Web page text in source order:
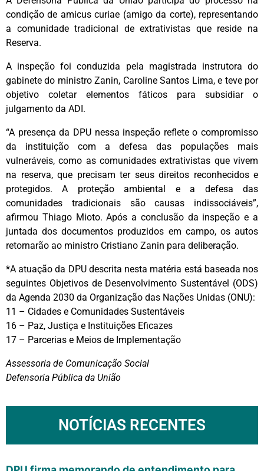
condição de amicus curiae (amigo da corte), representando
a comunidade tradicional de extrativistas que reside na
Reserva.
A inspeção foi conduzida pela magistrada instrutora do
gabinete do ministro Zanin, Caroline Santos Lima, e teve por
objetivo coletar elementos fáticos para subsidiar o
julgamento da ADI.
“A presença da DPU nessa inspeção reflete o compromisso
da instituição com a defesa das populações mais
vulneráveis, como as comunidades extrativistas que vivem
na reserva, que precisam ter seus direitos reconhecidos e
protegidos. A proteção ambiental e a defesa das
comunidades tradicionais são causas indissociáveis”,
afirmou Thiago Mioto. Após a conclusão da inspeção e a
juntada dos documentos produzidos em campo, os autos
retornarão ao ministro Cristiano Zanin para deliberação.
*A atuação da DPU descrita nesta matéria está baseada nos
seguintes Objetivos de Desenvolvimento Sustentável (ODS)
da Agenda 2030 da Organização das Nações Unidas (ONU):
11 – Cidades e Comunidades Sustentáveis
16 – Paz, Justiça e Instituições Eficazes
17 – Parcerias e Meios de Implementação
Assessoria de Comunicação Social
Defensoria Pública da União
NOTÍCIAS RECENTES